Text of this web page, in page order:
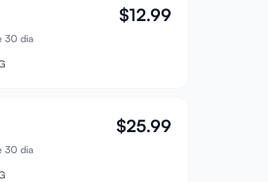
30 dia
$12.99
30 dia
$25.99